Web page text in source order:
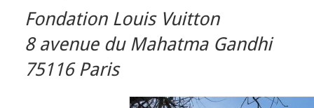
Fondation Louis Vuitton
8 avenue du Mahatma Gandhi
75116 Paris